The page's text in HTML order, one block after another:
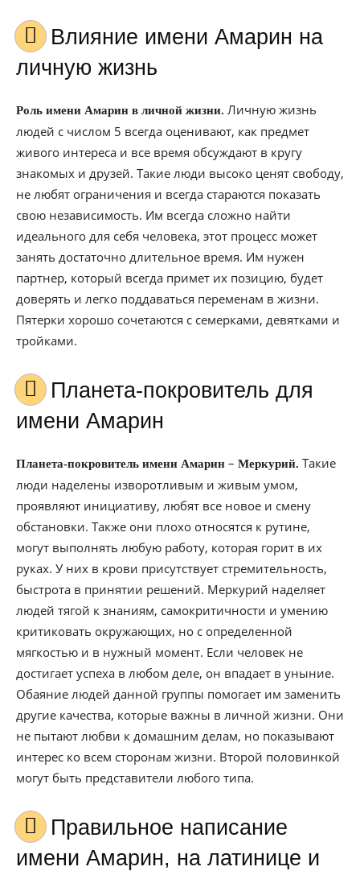
Влияние имени Амарин на
личную жизнь
Роль имени Амарин в личной жизни. Личную жизнь
людей с числом 5 всегда оценивают, как предмет
живого интереса и все время обсуждают в кругу
знакомых и друзей. Такие люди высоко ценят свободу,
не любят ограничения и всегда стараются показать
свою независимость. Им всегда сложно найти
идеального для себя человека, этот процесс может
занять достаточно длительное время. Им нужен
партнер, который всегда примет их позицию, будет
доверять и легко поддаваться переменам в жизни.
Пятерки хорошо сочетаются с семерками, девятками и
тройками.
Планета-покровитель для
имени Амарин
Планета-покровитель имени Амарин – Меркурий. Такие
люди наделены изворотливым и живым умом,
проявляют инициативу, любят все новое и смену
обстановки. Также они плохо относятся к рутине,
могут выполнять любую работу, которая горит в их
руках. У них в крови присутствует стремительность,
быстрота в принятии решений. Меркурий наделяет
людей тягой к знаниям, самокритичности и умению
критиковать окружающих, но с определенной
мягкостью и в нужный момент. Если человек не
достигает успеха в любом деле, он впадает в уныние.
Обаяние людей данной группы помогает им заменить
другие качества, которые важны в личной жизни. Они
не пытают любви к домашним делам, но показывают
интерес ко всем сторонам жизни. Второй половинкой
могут быть представители любого типа.
Правильное написание
имени Амарин, на латинице и